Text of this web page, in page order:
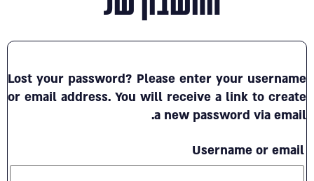
Lost your password? Please enter your username
or email address. You will receive a link to create
a new password via email.
Username or email